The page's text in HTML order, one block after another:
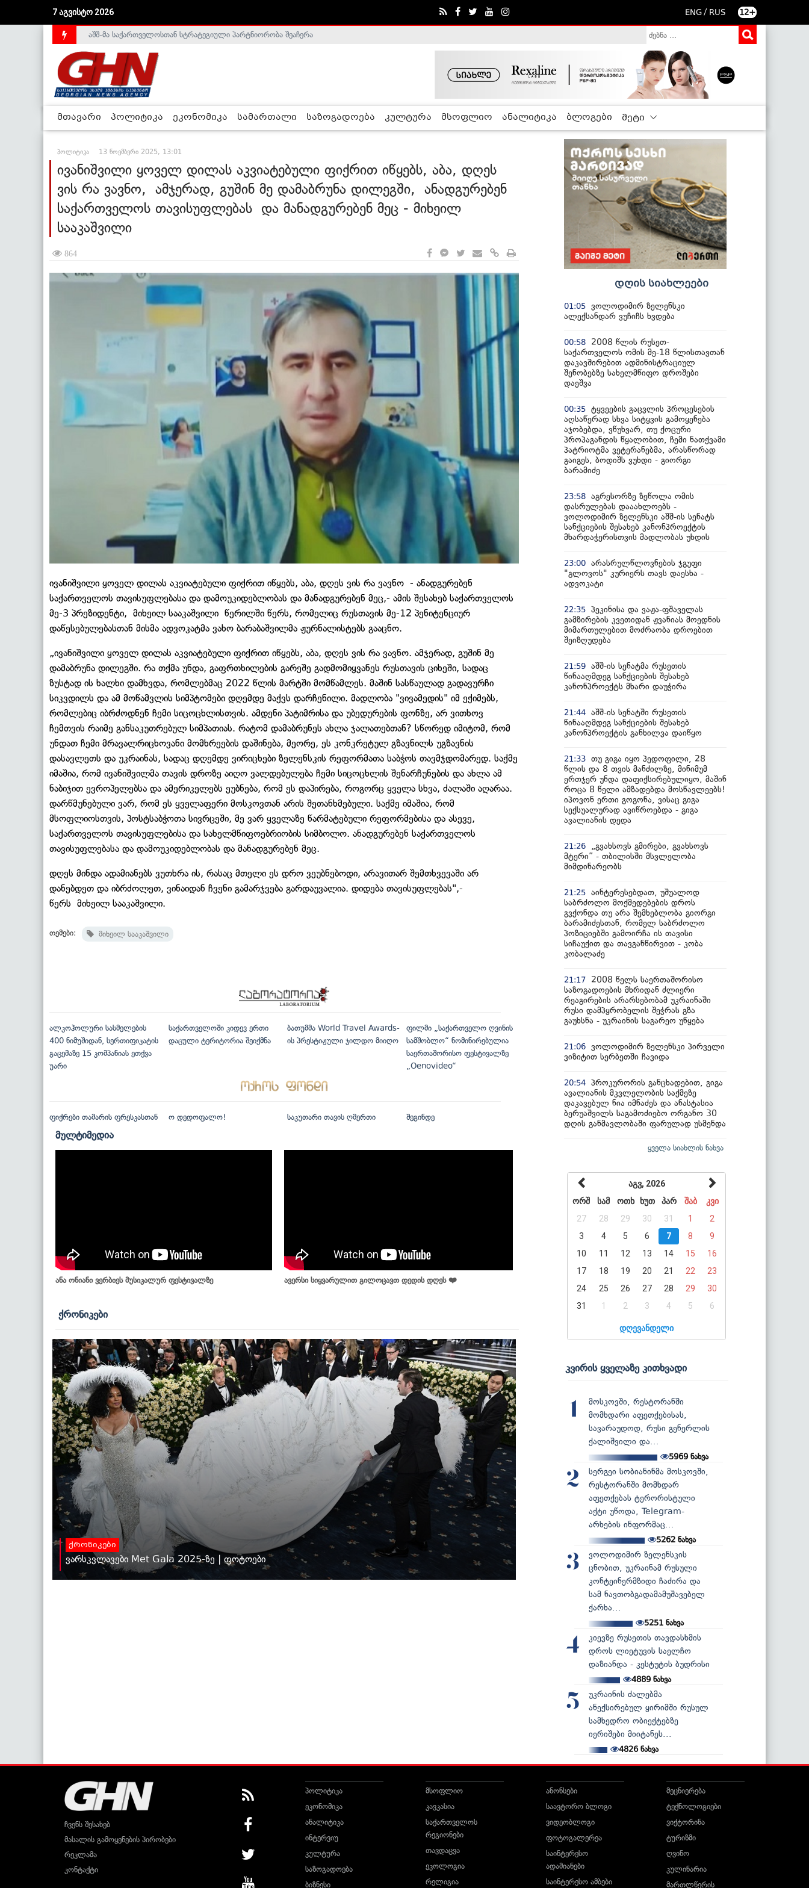
7 აგვისტო 2026 ENG / RUS 12+
საქართველოს დე-ფაქტო მთავრობა არალეგიტიმურია - ჰელსინკის კომისია
აშშ-მა საქართველოსთან სტრატეგიული პარტნიორობა შეაჩერა
მთავარი პოლიტიკა ეკონომიკა სამართალი საზოგადოება კულტურა მსოფლიო ანალიტიკა ბლოგები მეტი
პოლიტიკა 13 ნოემბერი 2025, 13:01
ივანიშვილი ყოველ დილას აკვიატებული ფიქრით იწყებს, აბა, დღეს
ვის რა ვავნო, ამჯერად, გუშინ მე დამაბრუნა დილეგში, ანადგურებენ
საქართველოს თავისუფლებას და მანადგურებენ მეც - მიხეილ
სააკაშვილი
864
ივანიშვილი ყოველ დილას აკვიატებული ფიქრით იწყებს, აბა, დღეს ვის რა ვავნო - ანადგურებენ
საქართველოს თავისუფლებასა და დამოუკიდებლობას და მანადგურებენ მეც,- ამის შესახებ საქართველოს
მე-3 პრეზიდენტი, მიხეილ სააკაშვილი წერილში წერს, რომელიც რუსთავის მე-12 პენიტენციურ
დაწესებულებასთან მისმა ადვოკატმა ვახო ბარაბაშვილმა ჟურნალისტებს გააცნო.
„ივანიშვილი ყოველ დილას აკვიატებული ფიქრით იწყებს, აბა, დღეს ვის რა ვავნო. ამჯერად, გუშინ მე
დამაბრუნა დილეგში. რა თქმა უნდა, გაფრთხილების გარეშე გადმომიყვანეს რუსთავის ციხეში, სადაც
ზუსტად ის ხალხი დამხვდა, რომლებმაც 2022 წლის მარტში მომწამლეს. მაშინ სასწაულად გადავურჩი
სიკვდილს და ამ მოწამვლის სიმპტომები დღემდე მაქვს დარჩენილი. მადლობა "ვივამედის" იმ ექიმებს,
რომლებიც იბრძოდნენ ჩემი სიცოცხლისთვის. ამდენი პატიმრისა და უბედურების ფონზე, არ ვითხოვ
ჩემთვის რაიმე განსაკუთრებულ სიმპათიას. რატომ დამაბრუნეს ახლა ჯალათებთან? სწორედ იმიტომ, რომ
უნდათ ჩემი მრავალრიცხოვანი მომხრეების დაშინება, მეორე, ეს კონკრეტულ გზავნილს უგზავნის
დასავლეთს და უკრაინას, სადაც დღემდე ვირიცხები ზელენსკის რეფორმათა საბჭოს თავმჯდომარედ. საქმე
იმაშია, რომ ივანიშვილმა თავის დროზე აიღო ვალდებულება ჩემი სიცოცხლის შენარჩუნების და ახლა ამ
ნაბიჯით ევროპელებსა და ამერიკელებს ეუბნება, რომ ეს დაპირება, როგორც ყველა სხვა, ძალაში აღარაა.
დარწმუნებული ვარ, რომ ეს ყველაფერი მოსკოვთან არის შეთანხმებული. საქმე იმაშია, რომ
მსოფლიოსთვის, პოსტსაბჭოთა სივრცეში, მე ვარ ყველაზე წარმატებული რეფორმებისა და ასევე,
საქართველოს თავისუფლებისა და სახელმწიფოებრიობის სიმბოლო. ანადგურებენ საქართველოს
თავისუფლებასა და დამოუკიდებლობას და მანადგურებენ მეც.
დღეს მინდა ადამიანებს ვუთხრა ის, რასაც მთელი ეს დრო ვეუბნებოდი, არავითარ შემთხვევაში არ
დანებდეთ და იბრძოლეთ, ვინაიდან ჩვენი გამარჯვება გარდაუვალია. დიდება თავისუფლებას",-
წერს მიხეილ სააკაშვილი.
თემები: მიხეილ სააკაშვილი
ალკოჰოლური სასმელების
400 ნიმუშიდან, სერთიფიკატის
გაცემაზე 15 კომპანიას ეთქვა
უარი
საქართველოში კიდევ ერთი
დაცული ტერიტორია შეიქმნა
ბათუმმა World Travel Awards-
ის პრესტიჟული ჯილდო მიიღო
ფილმი „საქართველო ღვინის
სამშობლო“ ნომინირებულია
საერთაშორისო ფესტივალზე
„Oenovideo“
ფიქრები თამარის ფრესკასთან ო დედოფალო! საკუთარი თავის ღმერთი შეგინდე
მულტიმედია
ანა ონიანი ვერბიეს მუსიკალურ ფესტივალზე ავერსი სიყვარულით გილოცავთ დედის დღეს ❤️
ქრონიკები
ქრონიკები
ვარსკვლავები Met Gala 2025-ზე | ფოტოები
დღის სიახლეები
01:05 ვოლოდიმირ ზელენსკი
ალექსანდარ ვუჩიჩს ხვდება
00:58
2008 წლის რუსეთ-
საქართველოს ომის მე-18 წლისთავთან
დაკავშირებით ადმინისტრაციულ
შენობებზე სახელმწიფო დროშები
დაეშვა
00:35 ტყვეების გაცვლის პროცესების
აღსაწერად სხვა სიტყვის გამოყენება
აჯობებდა, ვწუხვარ, თუ ქოცური
პროპაგანდის წყალობით, ჩემი ნათქვამი
პატრიოტმა ვეტერანებმა, არასწორად
გაიგეს, ბოდიშს ვუხდი - გიორგი
ბარამიძე
23:58 აგრესორზე ზეწოლა ომის
დასრულებას დააახლოებს -
ვოლოდიმირ ზელენსკი აშშ-ის სენატს
სანქციების შესახებ კანონპროექტის
მხარდაჭერისთვის მადლობას უხდის
23:00 არასრულწლოვნების ჯგუფი
"გლოვოს" კურიერს თავს დაესხა -
ადვოკატი
22:35 პეკინისა და ვაჟა-ფშაველას
გამზირების კვეთიდან ჟვანიას მოედნის
მიმართულებით მოძრაობა დროებით
შეიზღუდება
21:59 აშშ-ის სენატმა რუსეთის
წინააღმდეგ სანქციების შესახებ
კანონპროექტს მხარი დაუჭირა
21:44 აშშ-ის სენატში რუსეთის
წინააღმდეგ სანქციების შესახებ
კანონპროექტის განხილვა დაიწყო
21:33 თუ გიგა იყო პედოფილი, 28
წლის და 8 თვის მანძილზე, მინიმუმ
ერთჯერ უნდა დაფიქსირებულიყო, მაშინ
როცა 8 წელი ამზადებდა მოსწავლეებს!
იპოვონ ერთი გოგონა, ვისაც გიგა
სექსუალურად ავიწროებდა - გიგა
ავალიანის დედა
21:26
„გვახსოვს გმირები, გვახსოვს
მტერი” - თბილისში მსვლელობა
მიმდინარეობს
21:25 აინტერესებდათ, უშუალოდ
საბრძოლო მოქმედებების დროს
გვქონდა თუ არა შემხებლობა გიორგი
ბარამიძესთან, რომელ საბრძოლო
პოზიციებში გამოირჩა ის თავისი
სიჩაუქით და თავგანწირვით - კობა
კობალაძე
21:17
2008 წელს საერთაშორისო
საზოგადოების მხრიდან ძლიერი
რეაგირების არარსებობამ უკრაინაში
რუსი დამპყრობელის შეჭრას გზა
გაუხსნა - უკრაინის საგარეო უწყება
21:06 ვოლოდიმირ ზელენსკი პირველი
ვიზიტით სერბეთში ჩავიდა
20:54 პროკურორის განცხადებით, გიგა
ავალიანის მკვლელობის საქმეზე
დაკავებულ ნია იმნაძეს და ანასტასია
ბერუაშვილს საგამოძიებო ორგანო 30
დღის განმავლობაში ფარულად უსმენდა
ყველა სიახლის ნახვა
აგვ, 2026
ორშ
სამ ოთხ ხუთ პარ შაბ
კვი
27
28 29 30 31 1
2
3
4 5 6 7 8
9
10
11 12 13 14 15
16
17
18 19 20 21 22
23
24
25 26 27 28 29
30
31
1 2 3 4 5 6
დღევანდელი
კვირის ყველაზე კითხვადი
1
მოსკოვში, რესტორანში
მომხდარი აფეთქებისას,
სავარაუდოდ, რუსი გენერლის
ქალიშვილი და...
5969 ნახვა
2
სერგეი სობიანინმა მოსკოვში,
რესტორანში მომხდარ
აფეთქებას ტერორისტული
აქტი უწოდა, Telegram-
არხების ინფორმაც...
5262 ნახვა
3
ვოლოდიმირ ზელენსკის
ცნობით, უკრაინამ რუსული
კონტეინერმზიდი ჩაძირა და
სამ ნავთობგადამამუშავებელ
ქარხა...
5251ნახვა
4
კიევზე რუსეთის თავდასხმის
დროს ლიეტუვის საელჩო
დაზიანდა - კესტუტის ბუდრისი
4889ნახვა
5
უკრაინის ძალებმა
ანექსირებულ ყირიმში რუსულ
სამხედრო ობიექტებზე
იერიშები მიიტანეს...
4826ნახვა
ჩვენს შესახებ
მასალის გამოყენების პირობები
რეკლამა
კონტაქტი
პოლიტიკა
ეკონომიკა
ანალიტიკა
ინტერვიუ
კულტურა
საზოგადოება
ბიზნესი
მსოფლიო
კავკასია
საქართველოს
რეგიონები
თავდაცვა
ეკოლოგია
რელიგია
ანონსები
საავტორო ბლოგი
ვიდეობლოგი
ფოტოგალერეა
საინტერესო
ადამიანები
საინტერესო ამბები
მეცნიერება
ტექნოლოგიები
ვიქტორინა
ტურიზმი
ღვინო
კულინარია
მართლწერის